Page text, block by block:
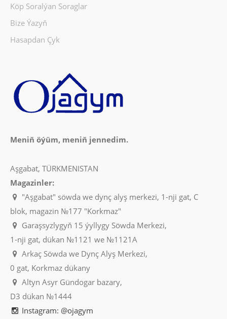
Köp Soralýan Soraglar
Bize Ýazyň
Hasapdan Çyk
Meniň öýüm, meniň jennedim.
Aşgabat, TÜRKMENISTAN
Magazinler:
"Aşgabat" söwda we dynç alyş merkezi, 1-nji gat, C
blok, magazin №177 "Korkmaz"
Garaşsyzlygyň 15 ýyllygy Söwda Merkezi,
1-nji gat, dükan №1121 we №1121A
Arkaç Söwda we Dynç Alyş Merkezi,
0 gat, Korkmaz dükany
Altyn Asyr Gündogar bazary,
D3 dükan №1444
Instagram: @ojagym